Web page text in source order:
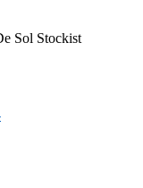
Sol Stockist